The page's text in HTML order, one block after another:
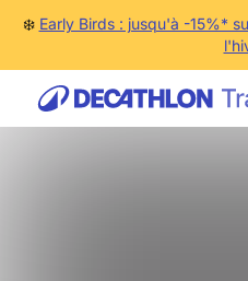
❄️ Early Birds : jusqu'à -15%*